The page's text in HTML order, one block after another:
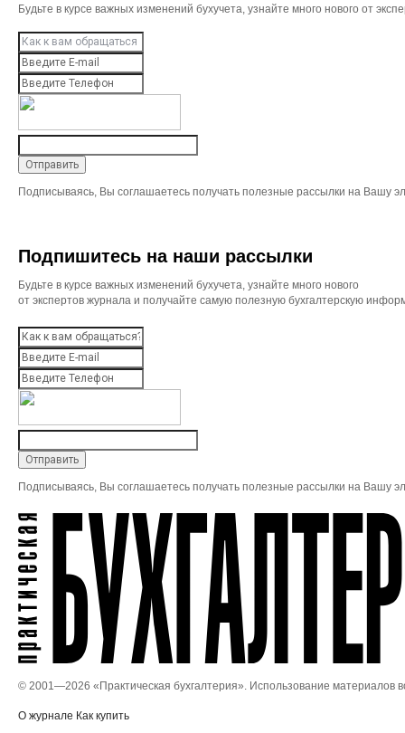
Будьте в курсе важных изменений бухучета, узнайте много нового от
Подписываясь, Вы соглашаетесь получать полезные рассылки на Вашу
Подпишитесь на наши рассылки
Будьте в курсе важных изменений бухучета, узнайте много нового
от экспертов журнала и получайте самую полезную бухгалтерскую
Подписываясь, Вы соглашаетесь получать полезные рассылки на Вашу
© 2001—2026 «Практическая бухгалтерия». Использование
О журнале Как купить